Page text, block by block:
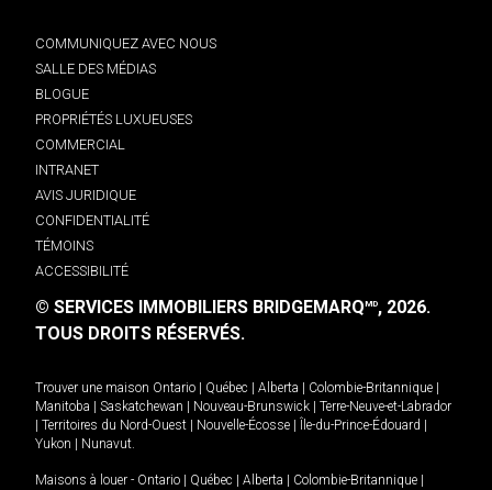
COMMUNIQUEZ AVEC NOUS
SALLE DES MÉDIAS
BLOGUE
PROPRIÉTÉS LUXUEUSES
COMMERCIAL
INTRANET
AVIS JURIDIQUE
CONFIDENTIALITÉ
TÉMOINS
ACCESSIBILITÉ
© SERVICES IMMOBILIERS BRIDGEMARQMD, 2026.
TOUS DROITS RÉSERVÉS.
Trouver une maison Ontario Québec Alberta Colombie-Britannique
Manitoba
Saskatchewan Nouveau-Brunswick
Terre-Neuve-et-Labrador
Territoires du Nord-Ouest Nouvelle-Écosse Île-du-Prince-Édouard
Yukon
Nunavut.
Maisons à louer - Ontario Québec Alberta Colombie-Britannique